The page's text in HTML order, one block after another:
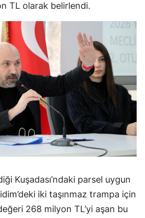
TL olarak belirlendi.
Kuşadası’ndaki parsel uygun
iki taşınmaz trampa için
268 milyon TL’yi aşan bu